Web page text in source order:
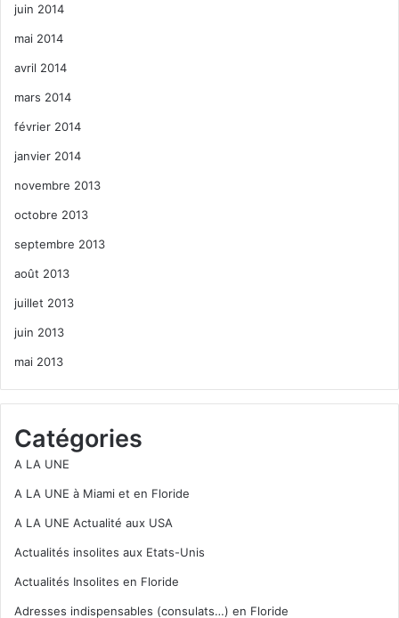
juin 2014
mai 2014
avril 2014
mars 2014
février 2014
janvier 2014
novembre 2013
octobre 2013
septembre 2013
août 2013
juillet 2013
juin 2013
mai 2013
Catégories
A LA UNE
A LA UNE à Miami et en Floride
A LA UNE Actualité aux USA
Actualités insolites aux Etats-Unis
Actualités Insolites en Floride
Adresses indispensables (consulats…) en Floride